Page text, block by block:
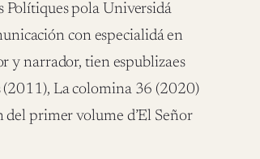
Polítiques pola Universidá
con especialidá en
y narrador, tien espublizaes
(2011), La colomina 36 (2020)
primer volume d’El Señor